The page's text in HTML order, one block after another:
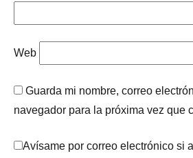
Web
Guarda mi nombre, correo
navegador para la próxima vez que
Avísame por correo electrónico si